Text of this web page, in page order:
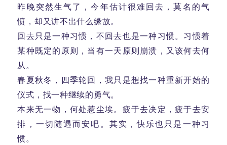
昨晚突然生气了，今年估计很难回去，莫名的气
愤，却又讲不出什么缘故。
回去只是一种习惯，不回去也是一种习惯。习惯着
某种既定的原则，当有一天原则崩溃，又该何去何
从。
春夏秋冬，四季轮回，我只是想找一种重新开始的
仪式，找一种继续的勇气。
本来无一物，何处惹尘埃。疲于去决定，疲于去安
排，一切随遇而安吧。其实，快乐也只是一种习
惯。